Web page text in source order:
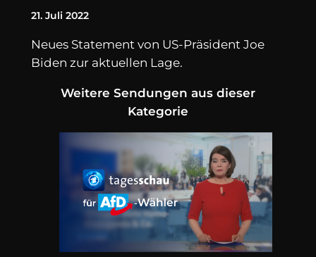
21. Juli 2022
Neues Statement von US-Präsident Joe
Biden zur aktuellen Lage.
Weitere Sendungen aus dieser
Kategorie